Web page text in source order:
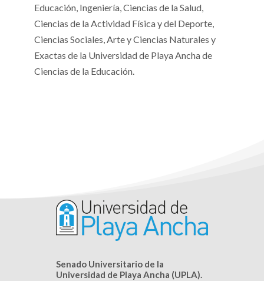
Educación, Ingeniería, Ciencias de la Salud,
Ciencias de la Actividad Física y del Deporte,
Ciencias Sociales, Arte y Ciencias Naturales y
Exactas de la Universidad de Playa Ancha de
Ciencias de la Educación.
Senado Universitario de la
Universidad de Playa Ancha (UPLA).